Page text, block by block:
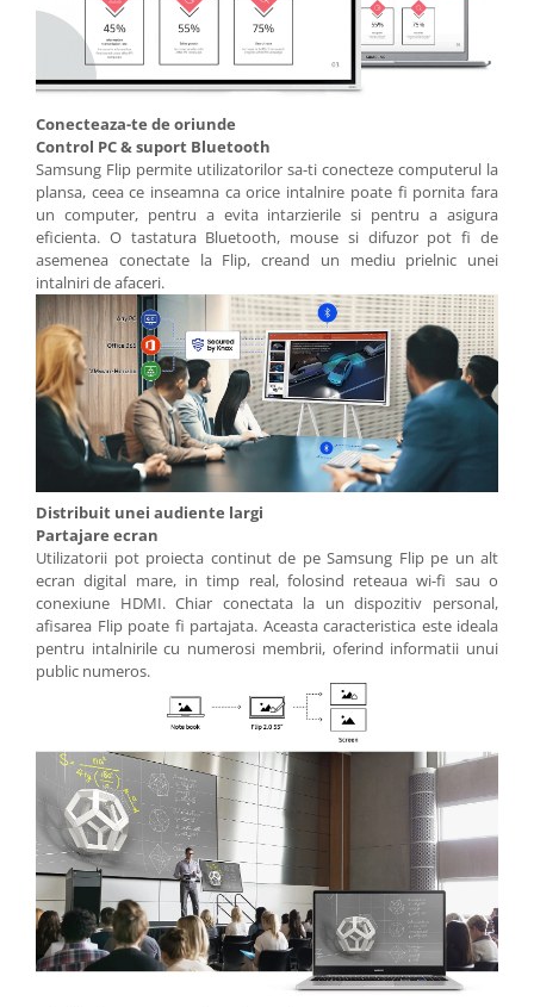
Conecteaza-te de oriunde
Control PC & suport Bluetooth
Samsung Flip permite utilizatorilor sa-ti conecteze computerul la
plansa, ceea ce inseamna ca orice intalnire poate fi pornita fara
un computer, pentru a evita intarzierile si pentru a asigura
eficienta. O tastatura Bluetooth, mouse si difuzor pot fi de
asemenea conectate la Flip, creand un mediu prielnic unei
intalniri de afaceri.
Distribuit unei audiente largi
Partajare ecran
Utilizatorii pot proiecta continut de pe Samsung Flip pe un alt
ecran digital mare, in timp real, folosind reteaua wi-fi sau o
conexiune HDMI. Chiar conectata la un dispozitiv personal,
afisarea Flip poate fi partajata. Aceasta caracteristica este ideala
pentru intalnirile cu numerosi membrii, oferind informatii unui
public numeros.